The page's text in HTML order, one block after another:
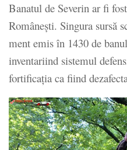
Banatul de Severin ar fi
Româneşti. Singura sursă
ment emis în 1430 de
inventariind sistemul
fortificaţia ca fiind